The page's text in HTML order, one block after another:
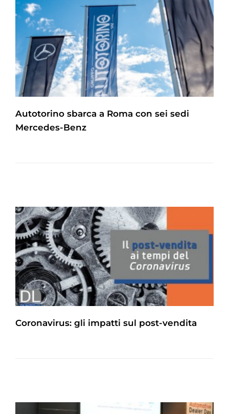
Autotorino sbarca a Roma con sei sedi
Mercedes-Benz
Coronavirus: gli impatti sul post-vendita